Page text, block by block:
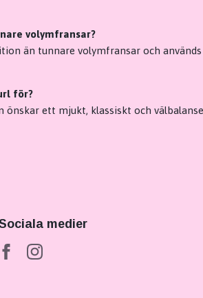
volymfransar?
än tunnare volymfransar och
för?
önskar ett mjukt, klassiskt och
medier